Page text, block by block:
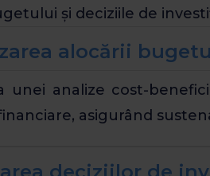
și deciziile de
alocării
unei analize cost-
asigurând